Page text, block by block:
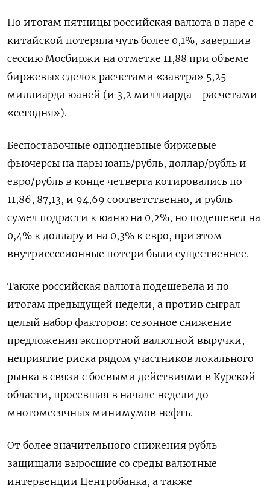
По итогам пятницы российская валюта в паре с
китайской потеряла чуть более 0,1%, завершив
сессию Мосбиржи на отметке 11,88 при объеме
биржевых сделок расчетами «завтра» 5,25
миллиарда юаней (и 3,2 миллиарда - расчетами
«сегодня»).
Беспоставочные однодневные биржевые
фьючерсы на пары юань/рубль, доллар/рубль и
евро/рубль в конце четверга котировались по
11,86, 87,13, и 94,69 соответственно, и рубль
сумел подрасти к юаню на 0,2%, но подешевел на
0,4% к доллару и на 0,3% к евро, при этом
внутрисессионные потери были существеннее.
Также российская валюта подешевела и по
итогам предыдущей недели, а против сыграл
целый набор факторов: сезонное снижение
предложения экспортной валютной выручки,
неприятие риска рядом участников локального
рынка в связи с боевыми действиями в Курской
области, просевшая в начале недели до
многомесячных минимумов нефть.
От более значительного снижения рубль
защищали выросшие со среды валютные
интервенции Центробанка, а также